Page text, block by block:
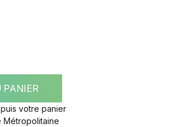
PANIER
votre panier
Métropolitaine